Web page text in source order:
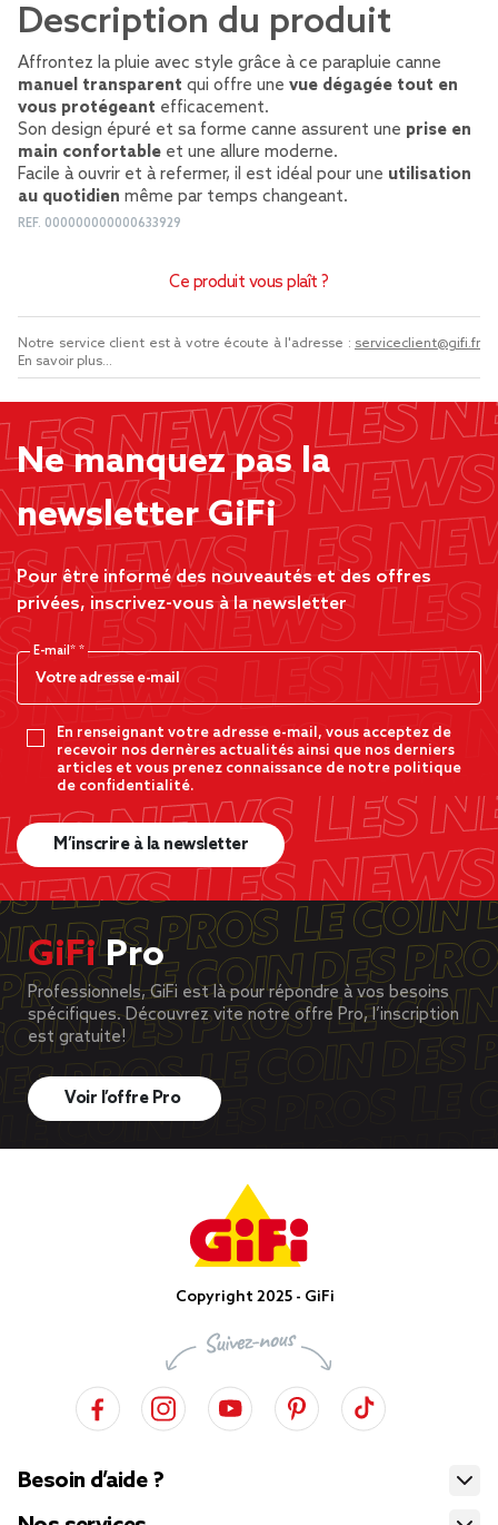
Description du produit
Affrontez la pluie avec style grâce à ce parapluie canne
manuel transparent qui offre une vue dégagée tout en
vous protégeant efficacement.
Son design épuré et sa forme canne assurent une prise en
main confortable et une allure moderne.
Facile à ouvrir et à refermer, il est idéal pour une utilisation
au quotidien même par temps changeant.
REF. 000000000000633929
Ce produit vous plaît ?
Notre service client est à votre écoute à l'adresse : serviceclient@gifi.fr
En savoir plus...
Ne manquez pas la
newsletter GiFi
Pour être informé des nouveautés et des offres
privées, inscrivez-vous à la newsletter
E-mail*
En renseignant votre adresse e-mail, vous acceptez de
recevoir nos dernères actualités ainsi que nos derniers
articles et vous prenez connaissance de notre politique
de confidentialité.
M’inscrire à la newsletter
GiFiPro
Professionnels, GiFi est là pour répondre à vos besoins
spécifiques. Découvrez vite notre offre Pro, l’inscription
est gratuite!
Voir l’offre Pro
Copyright 2025 - GiFi
Besoin d’aide ?